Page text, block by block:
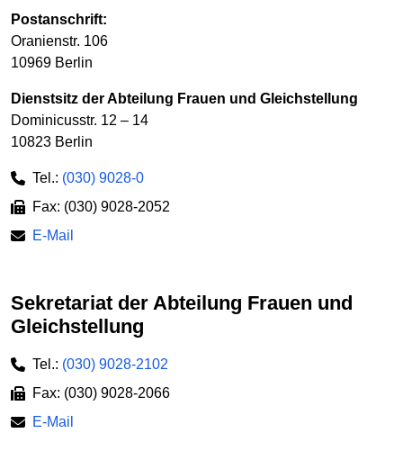
Postanschrift:
Oranienstr. 106
10969 Berlin
Dienstsitz der Abteilung Frauen und Gleichstellung
Dominicusstr. 12 – 14
10823 Berlin
Tel.: (030) 9028-0
Fax: (030) 9028-2052
E-Mail
Sekretariat der Abteilung Frauen und
Gleichstellung
Tel.: (030) 9028-2102
Fax: (030) 9028-2066
E-Mail